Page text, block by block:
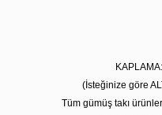
(İsteğinize göre
Tüm gümüş takı